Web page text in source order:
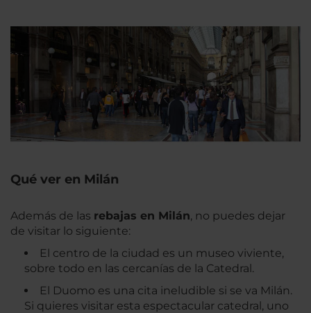
Qué ver en Milán
Además de las rebajas en Milán, no puedes dejar
de visitar lo siguiente:
El centro de la ciudad es un museo viviente,
sobre todo en las cercanías de la Catedral.
El Duomo es una cita ineludible si se va Milán.
Si quieres visitar esta espectacular catedral, uno